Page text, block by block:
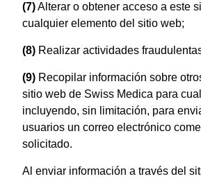
(7)Alterar o obtener acceso a este
cualquier elemento del sitio web;
(8) Realizar actividades
(9) Recopilar información sobre
sitio web de Swiss Medica para
incluyendo, sin limitación, para
usuarios un correo electrónico
solicitado.
Al enviar información a través del